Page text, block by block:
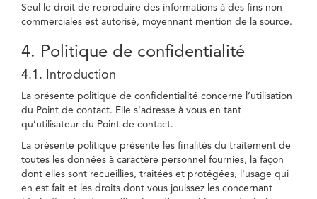
Seul le droit de reproduire des informations à des fins non
commerciales est autorisé, moyennant mention de la source.
4. Politique de confidentialité
4.1. Introduction
La présente politique de confidentialité concerne l’utilisation
du Point de contact. Elle s'adresse à vous en tant
qu’utilisateur du Point de contact.
La présente politique présente les finalités du traitement de
toutes les données à caractère personnel fournies, la façon
dont elles sont recueillies, traitées et protégées, l'usage qui
en est fait et les droits dont vous jouissez les concernant